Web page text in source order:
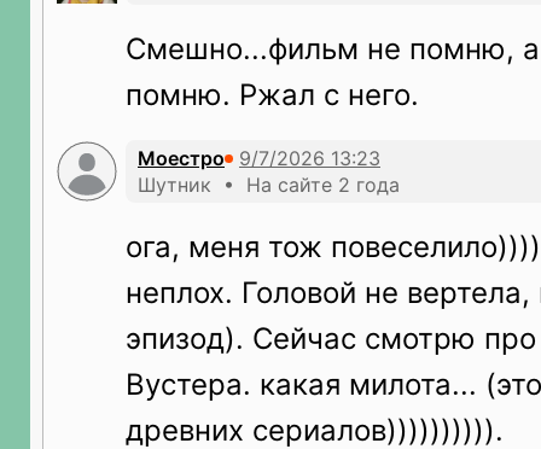
Смешно...фильм не помню, а
помню. Ржал с него.
Моестро
Шутник • На сайте 2 года
ога, меня тож
неплох. Головой не
эпизод). Сейчас смотрю
Вустера. какая милота...
древних сериалов)))))))))).